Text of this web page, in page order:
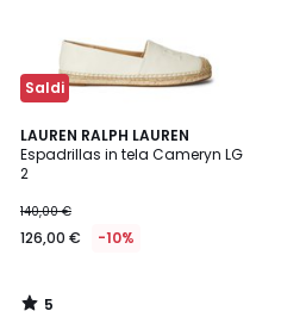
Saldi
LAUREN RALPH LAUREN
Espadrillas in tela Cameryn LG
2
140,00 €
126,00 € -10%
5
/
5
/